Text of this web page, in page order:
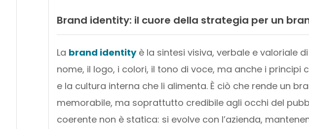
Brand identity: il cuore della strategia per un
La brand identityè la sintesi visiva, verbale e valoriale
nome, il logo, i colori, il tono di voce, ma anche i principi
e la cultura interna che li alimenta. È ciò che rende un
memorabile, ma soprattutto credibile agli occhi del
coerente non è statica: si evolve con l’azienda,